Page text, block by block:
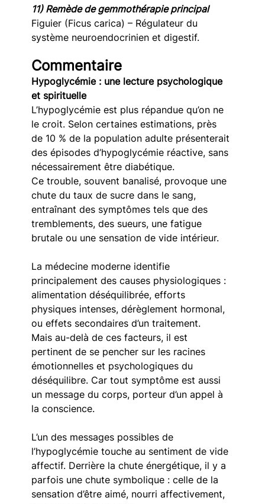
11) Remède de gemmothérapie principal
Figuier (Ficus carica) – Régulateur du
système neuroendocrinien et digestif.
Commentaire
Hypoglycémie : une lecture psychologique
et spirituelle
L’hypoglycémie est plus répandue qu’on ne
le croit. Selon certaines estimations, près
de 10 % de la population adulte présenterait
des épisodes d’hypoglycémie réactive, sans
nécessairement être diabétique.
Ce trouble, souvent banalisé, provoque une
chute du taux de sucre dans le sang,
entraînant des symptômes tels que des
tremblements, des sueurs, une fatigue
brutale ou une sensation de vide intérieur.
La médecine moderne identifie
principalement des causes physiologiques :
alimentation déséquilibrée, efforts
physiques intenses, dérèglement hormonal,
ou effets secondaires d’un traitement.
Mais au-delà de ces facteurs, il est
pertinent de se pencher sur les racines
émotionnelles et psychologiques du
déséquilibre. Car tout symptôme est aussi
un message du corps, porteur d’un appel à
la conscience.
L’un des messages possibles de
l’hypoglycémie touche au sentiment de vide
affectif. Derrière la chute énergétique, il y a
parfois une chute symbolique : celle de la
sensation d’être aimé, nourri affectivement,